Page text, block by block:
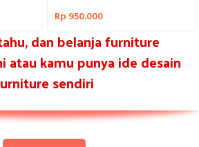
Rp 950.000
dan belanja furniture
atau kamu punya ide desain
sendiri